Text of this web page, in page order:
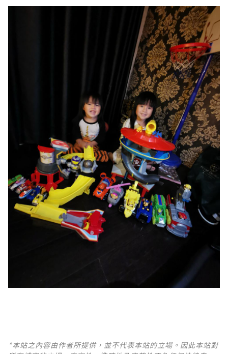
*本站之內容由作者所提供，並不代表本站的立場。因此本站對